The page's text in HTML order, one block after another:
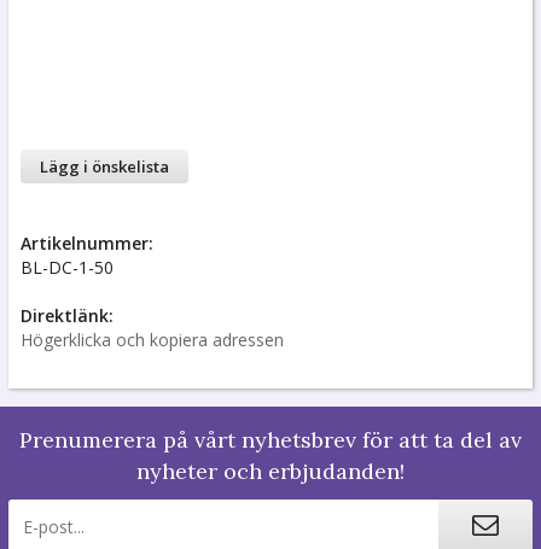
Lägg i önskelista
Artikelnummer:
BL-DC-1-50
Direktlänk:
Högerklicka och kopiera adressen
Prenumerera på vårt nyhetsbrev för att ta del av
nyheter och erbjudanden!